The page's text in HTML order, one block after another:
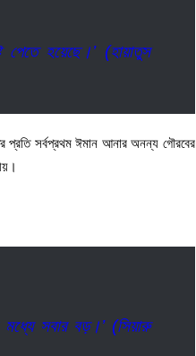
হয়েছে।’ (হায়াতুস
প্রতি সর্বপ্রথম ঈমান আনার অনন্য গৌরবের
মধ্যে সবার বড়।’ (সিয়ারু